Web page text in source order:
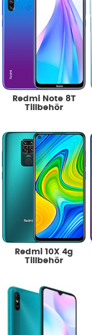
Redmi Note 8T
Tillbehör
Redmi 10X 4g
Tillbehör